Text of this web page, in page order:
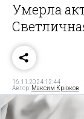
Умерла
16.11.2024 12:44
Автор: Максим Крюков